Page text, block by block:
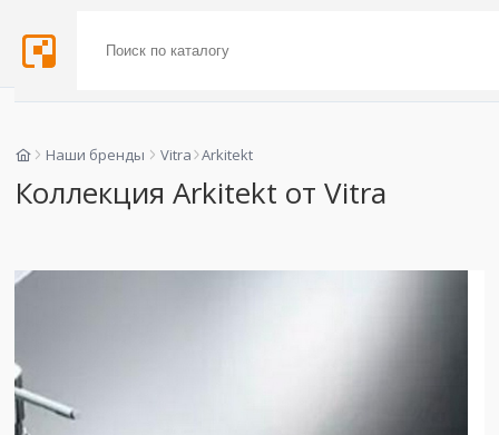
Наши бренды Vitra Arkitekt
Коллекция Arkitekt от Vitra